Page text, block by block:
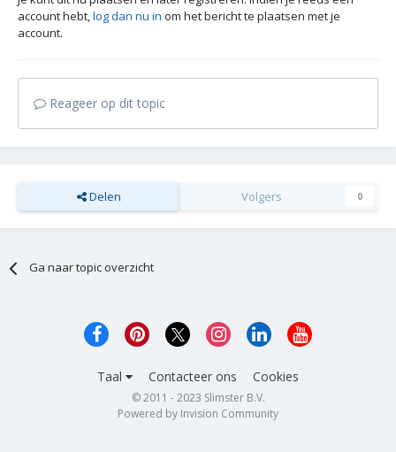
account hebt,log dan nu in om het bericht te plaatsen met je
account.
Reageer op dit topic
Delen Volgers 0
Ga naar topic overzicht
Taal Contacteer ons Cookies
© 2011 - 2023 Slimster B.V.
Powered by Invision Community